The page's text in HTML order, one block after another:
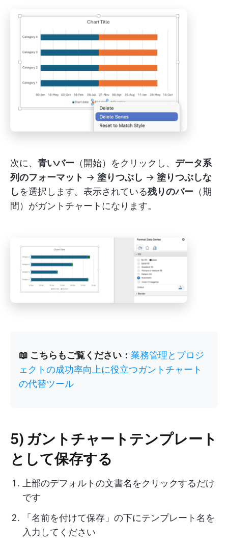
次に、 青いバー （開始）をクリックし、 データ系
列のフォーマット → 塗りつぶし → 塗りつぶしな
しを選択します。表示されている残りのバー （期
間）がガントチャートになります。
📖 こちらもご覧ください： 業務管理とプロジ
ェクトの成功率向上に役立つガントチャート
の代替ツール
5) ガントチャートテンプレート
として保存する
上部のデフォルトの文書名をクリックするだけ
です
「名前を付けて保存」の下にテンプレート名を
入力してください